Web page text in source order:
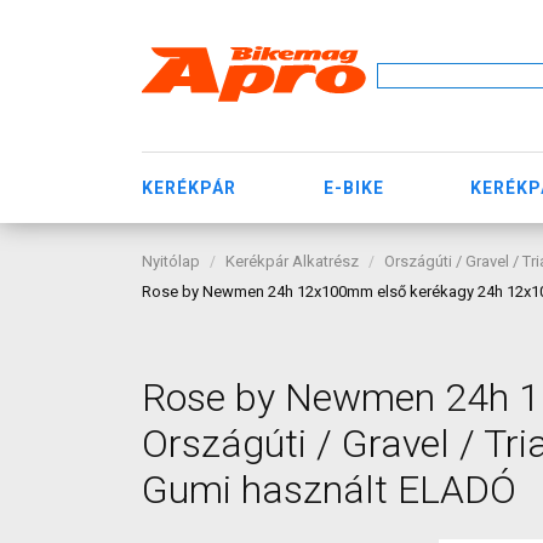
KERÉKPÁR E-BIKE
Nyitólap Kerékpár Alkatrész
Országúti / Gravel /
Rose by Newmen 24h 12x100mm első kerékagy 24h
Rose by Newmen 24h
Országúti / Gravel /
Gumi használt ELADÓ